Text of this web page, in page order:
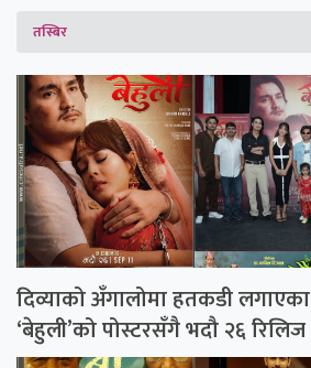
तस्बिर
दिव्याको अँगालोमा हतकडी
‘बेहुली’को पोस्टरसँगै भदौ २६